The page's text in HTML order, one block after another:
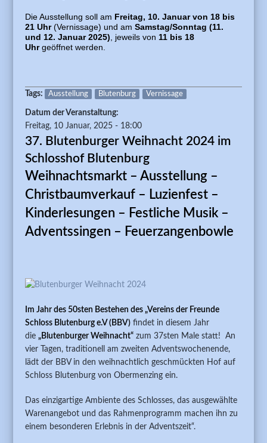
Die Ausstellung soll am Freitag, 10. Januar von 18 bis
21 Uhr(Vernissage) und amSamstag/Sonntag (11.
und 12. Januar 2025) , jeweils von 11 bis 18
Uhrgeöffnet werden.
Tags: Ausstellung Blutenburg Vernissage
Datum der Veranstaltung:
Freitag, 10 Januar, 2025 - 18:00
37. Blutenburger Weihnacht 2024 im
Schlosshof Blutenburg
Weihnachtsmarkt – Ausstellung –
Christbaumverkauf – Luzienfest –
Kinderlesungen – Festliche Musik –
Adventssingen – Feuerzangenbowle
Im Jahr des 50sten Bestehen des „Vereins der Freunde
Schloss Blutenburg e.V (BBV) findet in diesem Jahr
die„Blutenburger Weihnacht“ zum 37sten Male statt! An
vier Tagen, traditionell am zweiten Adventswochenende,
lädt der BBV in den weihnachtlich geschmückten Hof auf
Schloss Blutenburg von Obermenzing ein.
Das einzigartige Ambiente des Schlosses, das ausgewählte
Warenangebot und das Rahmenprogramm machen ihn zu
einem besonderen Erlebnis in der Adventszeit“.